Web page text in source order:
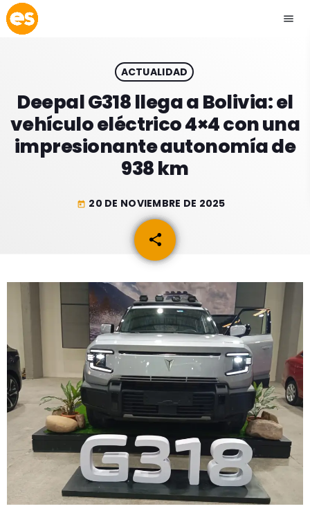
menu
play_arrow EMISIÓN LA PAZ
play_arrow EMISIÓN COCHABAMBA
ESLATINO NEWS
ESPECTÁCULOS
MÚSICA
ENTRETENIMIENTO
INICIO
RADIO SPLENDID
CONTACTO
ACTUALIDAD
Deepal G318 llega a Bolivia: el
vehículo eléctrico 4×4 con una
impresionante autonomía de
938 km
today 20 DE NOVIEMBRE DE 2025
share
email